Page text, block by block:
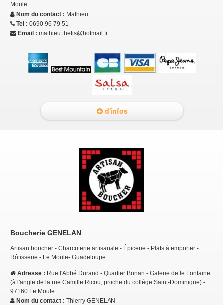
Moule
Nom du contact : Mathieu
Tel : 0690 96 79 51
Email : mathieu.thetis@hotmail.fr
d'infos
Boucherie GENELAN
Artisan boucher - Charcuterie artisanale - Épicerie - Plats à emporter -
Rôtisserie - Le Moule- Guadeloupe
Adresse : Rue l'Abbé Durand - Quartier Bonan - Galerie de le Fontaine
(à l'angle de la rue Camille Ricou, proche du collège Saint-Dominique) -
97160 Le Moule
Nom du contact : Thierry GENELAN